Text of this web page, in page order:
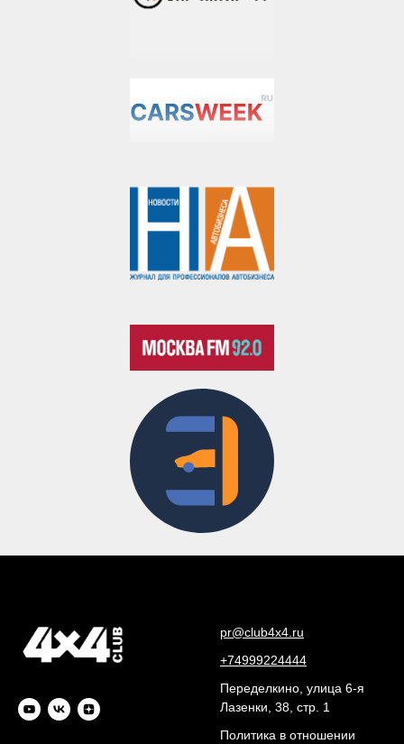
pr@club4x4.ru
+74999224444
Переделкино, улица 6-я
Лазенки, 38, стр. 1
Политика в отношении